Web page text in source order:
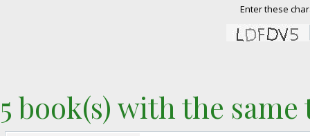
Enter these
5 book(s) with the